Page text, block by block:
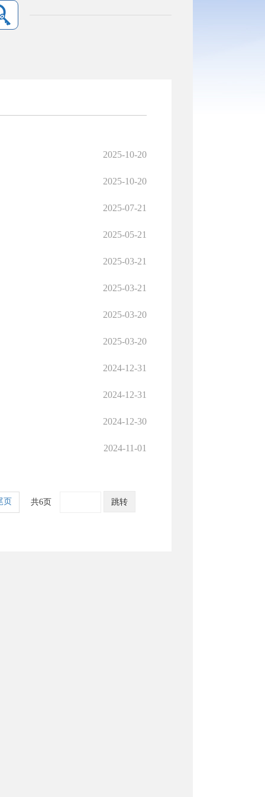
2025-10-20
2025-10-20
2025-07-21
2025-05-21
2025-03-21
2025-03-21
2025-03-20
2025-03-20
2024-12-31
2024-12-31
2024-12-30
2024-11-01
页 共6页 跳转